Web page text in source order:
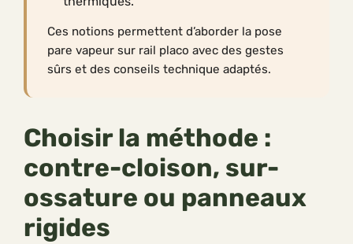
Ces notions permettent d’aborder la pose
pare vapeur sur rail placo avec des gestes
sûrs et des conseils technique adaptés.
Choisir la méthode :
contre-cloison, sur-
ossature ou panneaux
rigides